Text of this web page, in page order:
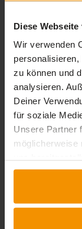
Diese
Wir verwenden
zu können und
analysieren.
Deiner
für soziale
Unsere Partner
möglicherweise
Nutzung der
Dieses